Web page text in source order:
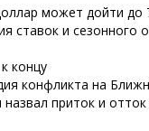
может дойти до
ставок и сезонного
концу
конфликта на
приток и